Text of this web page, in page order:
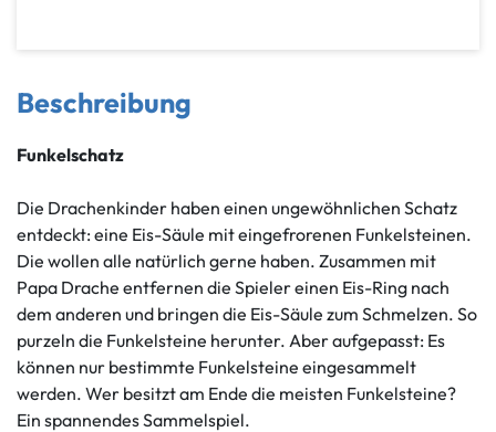
Beschreibung
Funkelschatz
Die Drachenkinder haben einen ungewöhnlichen Schatz
entdeckt: eine Eis-Säule mit eingefrorenen Funkelsteinen.
Die wollen alle natürlich gerne haben. Zusammen mit
Papa Drache entfernen die Spieler einen Eis-Ring nach
dem anderen und bringen die Eis-Säule zum Schmelzen. So
purzeln die Funkelsteine herunter. Aber aufgepasst: Es
können nur bestimmte Funkelsteine eingesammelt
werden. Wer besitzt am Ende die meisten Funkelsteine?
Ein spannendes Sammelspiel.